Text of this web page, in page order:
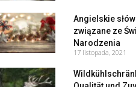
Angielskie
związane ze
Narodzenia
17 listopada, 2021